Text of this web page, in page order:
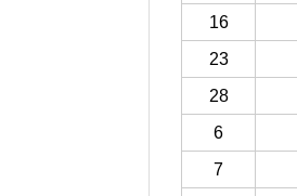
16
23
28
6
7